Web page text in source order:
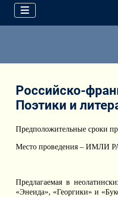
Российско-
Поэтики и
Предположительные сроки
Место проведения – ИМЛИ
Предлагаемая в
«Энеида», «Георгики» и